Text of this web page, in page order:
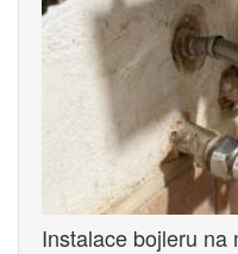
Instalace bojleru